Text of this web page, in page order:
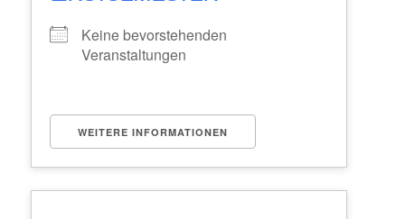
Keine bevorstehenden
Veranstaltungen
WEITERE INFORMATIONEN